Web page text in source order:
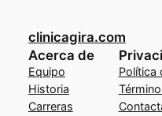
clinicagira.com
Acerca de
Equipo
Historia
Carreras
Política